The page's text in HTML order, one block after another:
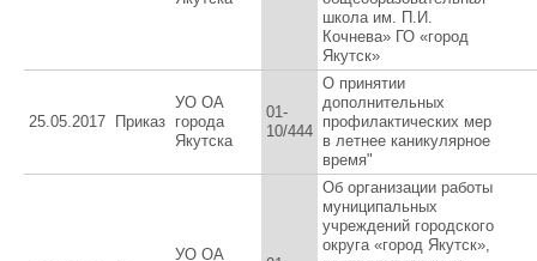
школа им. П.И.
Кочнева» ГО «город
Якутск»
25.05.2017 Приказ
УО ОА
города
Якутска
01-
10/444
О принятии
дополнительных
профилактических мер
в летнее каникулярное
время"
УО ОА
Об организации работы
муниципальных
учреждений городского
округа «город Якутск»,